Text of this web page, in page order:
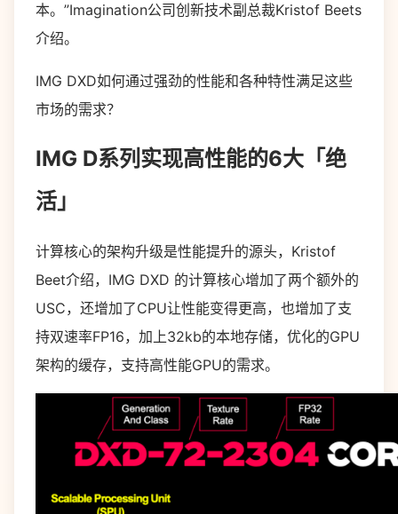
本。”Imagination公司创新技术副总裁Kristof Beets
介绍。
IMG DXD如何通过强劲的性能和各种特性满足这些
市场的需求？
IMG D系列实现高性能的6大「绝
活」
计算核心的架构升级是性能提升的源头，Kristof
Beet介绍，IMG DXD 的计算核心增加了两个额外的
USC，还增加了CPU让性能变得更高，也增加了支
持双速率FP16，加上32kb的本地存储，优化的GPU
架构的缓存，支持高性能GPU的需求。